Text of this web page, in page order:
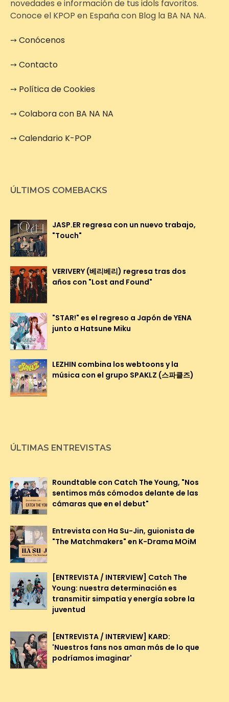
novedades e información de tus idols favoritos.
Conoce el KPOP en España con Blog la BA NA NA.
➙Conócenos
➙Contacto
➙ Política de Cookies
➙Colabora con BA NA NA
➙Calendario K-POP
ÚLTIMOS COMEBACKS
JASP.ER regresa con un nuevo trabajo,
"Touch"
VERIVERY (베리베리) regresa tras dos
años con "Lost and Found"
"STAR!" es el regreso a Japón de YENA
junto a Hatsune Miku
LEZHIN combina los webtoons y la
música con el grupo SPAKLZ (스파클즈)
ÚLTIMAS ENTREVISTAS
Roundtable con Catch The Young, "Nos
sentimos más cómodos delante de las
cámaras que en el debut"
Entrevista con Ha Su-Jin, guionista de
"The Matchmakers" en K-Drama MOiM
[ENTREVISTA / INTERVIEW] Catch The
Young: nuestra determinación es
transmitir simpatía y energía sobre la
juventud
[ENTREVISTA / INTERVIEW] KARD:
'Nuestros fans nos aman más de lo que
podríamos imaginar'